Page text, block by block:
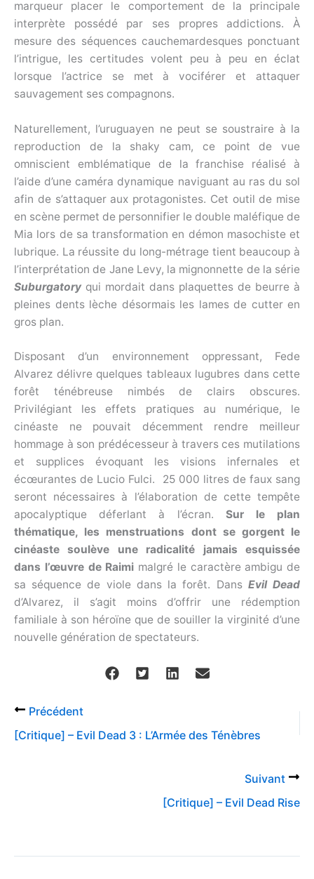
marqueur placer le comportement de la principale
interprète possédé par ses propres addictions. À
mesure des séquences cauchemardesques ponctuant
l’intrigue, les certitudes volent peu à peu en éclat
lorsque l’actrice se met à vociférer et attaquer
sauvagement ses compagnons.
Naturellement, l’uruguayen ne peut se soustraire à la
reproduction de la shaky cam, ce point de vue
omniscient emblématique de la franchise réalisé à
l’aide d’une caméra dynamique naviguant au ras du sol
afin de s’attaquer aux protagonistes. Cet outil de mise
en scène permet de personnifier le double maléfique de
Mia lors de sa transformation en démon masochiste et
lubrique. La réussite du long-métrage tient beaucoup à
l’interprétation de Jane Levy, la mignonnette de la série
Suburgatory qui mordait dans plaquettes de beurre à
pleines dents lèche désormais les lames de cutter en
gros plan.
Disposant d’un environnement oppressant, Fede
Alvarez délivre quelques tableaux lugubres dans cette
forêt ténébreuse nimbés de clairs obscures.
Privilégiant les effets pratiques au numérique, le
cinéaste ne pouvait décemment rendre meilleur
hommage à son prédécesseur à travers ces mutilations
et supplices évoquant les visions infernales et
écœurantes de Lucio Fulci. 25 000 litres de faux sang
seront nécessaires à l’élaboration de cette tempête
apocalyptique déferlant à l’écran. Sur le plan
thématique, les menstruations dont se gorgent le
cinéaste soulève une radicalité jamais esquissée
dans l’œuvre de Raimi malgré le caractère ambigu de
sa séquence de viole dans la forêt. Dans Evil Dead
d’Alvarez, il s’agit moins d’offrir une rédemption
familiale à son héroïne que de souiller la virginité d’une
nouvelle génération de spectateurs.
Précédent
[Critique] – Evil Dead 3 : L’Armée des Ténèbres
Suivant
[Critique] – Evil Dead Rise